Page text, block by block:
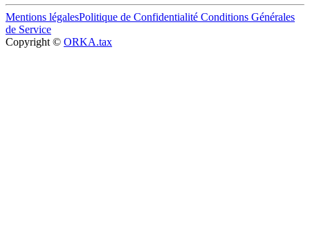
Mentions légalesPolitique de Confidentialité Conditions Générales
de Service
Copyright © ORKA.tax